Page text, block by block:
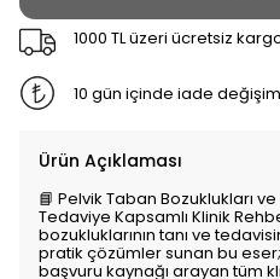
1000 TL üzeri ücretsiz
10 gün içinde iade değişim
Ürün Açıklaması
📘 Pelvik Taban Bozuklukları
Tedaviye Kapsamlı Klinik
bozukluklarının tanı ve
pratik çözümler sunan bu
başvuru kaynağı arayan tüm